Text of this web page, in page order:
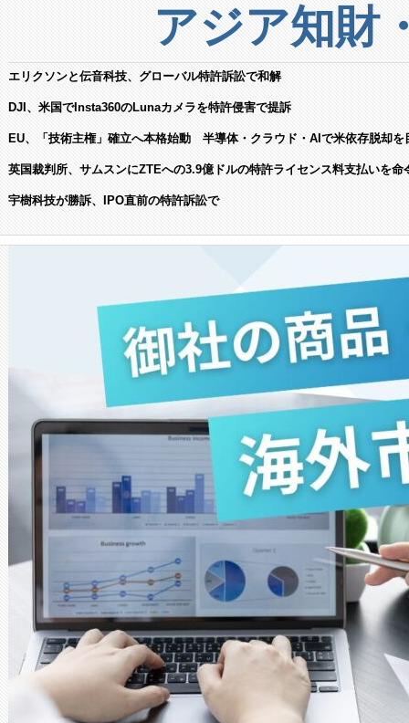
アジア知財
エリクソンと伝音科技、グローバル特許訴訟で和解
DJI、米国でInsta360のLunaカメラを特許侵害で提訴
EU、「技術主権」確立へ本格始動 半導体・クラウド・AIで米依存脱却を
英国裁判所、サムスンにZTEへの3.9億ドルの特許ライセンス料支払いを命
宇樹科技が勝訴、IPO直前の特許訴訟で